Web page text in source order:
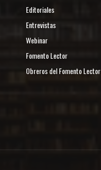
Editoriales
Entrevistas
Webinar
Fomento Lector
Obreros del Fomento Lector